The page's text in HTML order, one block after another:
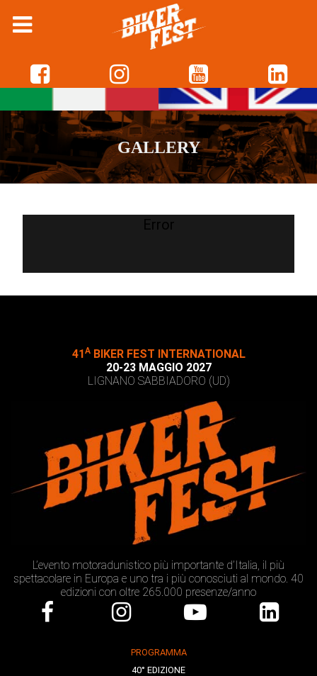
GALLERY
Error
41 ABIKER FEST INTERNATIONAL
20-23 MAGGIO 2027
LIGNANO SABBIADORO (UD)
L’evento motoradunistico più importante d’Italia, il più
spettacolare in Europa e uno tra i più conosciuti al mondo. 40
edizioni con oltre 265.000 presenze/anno
PROGRAMMA
40° EDIZIONE